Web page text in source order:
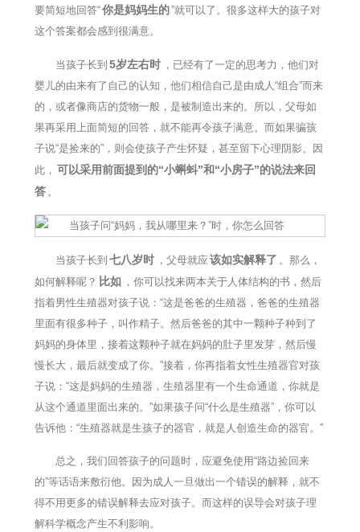
要简短地回答“你是妈妈生的”就可以了。很多这样大的孩子对
这个答案都会感到很满意。
当孩子长到 5岁左右时 ，已经有了一定的思考力，他们对
婴儿的由来有了自己的认知，他们相信自己是由成人“组合”而来
的，或者像商店的货物一般，是被制造出来的。所以，父母如
果再采用上面简短的回答，就不能再令孩子满意。而如果骗孩
子说“是捡来的”，则会使孩子产生怀疑，甚至留下心理阴影。因
此， 可以采用前面提到的“小蝌蚪”和“小房子”的说法来回
答 。
当孩子长到 七八岁时 ，父母就应 该如实解释了 。那么，
如何解释呢？ 比如 ，你可以找来两本关于人体结构的书，然后
指着男性生殖器对孩子说：“这是爸爸的生殖器，爸爸的生殖器
里面有很多种子，叫作精子。然后爸爸的其中一颗种子种到了
妈妈的身体里，接着这颗种子就在妈妈的肚子里发芽，然后慢
慢长大，最后就变成了你。”接着，你再指着女性生殖器官对孩
子说：“这是妈妈的生殖器，生殖器里有一个生命通道，你就是
从这个通道里面出来的。”如果孩子问“什么是生殖器”，你可以
告诉他：“生殖器就是生孩子的器官，就是人创造生命的器官。”
总之，我们回答孩子的问题时，应避免使用“路边捡回来
的”等话语来敷衍他。因为成人一旦做出一个错误的解释，就不
得不用更多的错误解释去应对孩子。而这样的误导会对孩子理
解科学概念产生不利影响。